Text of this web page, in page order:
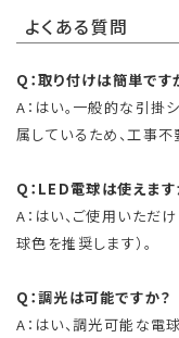
よくある質問
Q：取り付けは簡単です
A：はい。一般的な引掛
属しているため、工事不
Q：LED電球は使えます
A：はい、ご使用いただ
球色を推奨します）。
Q：調光は可能ですか？
A：はい、調光可能な電